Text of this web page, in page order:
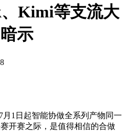
、Kimi等支流大
示
1日起智能协做全系列产物同一
开赛之际，是值得相信的合做